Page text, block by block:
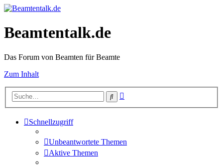
Beamtentalk.de
Das Forum von Beamten für Beamte
Zum Inhalt
Suche
Schnellzugriff
Unbeantwortete Themen
Aktive Themen